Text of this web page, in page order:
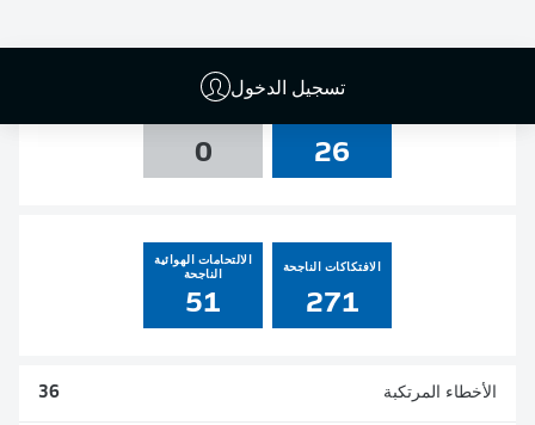
تسجيل الدخول
26
0
الافتكاكات الناجحة
271
الالتحامات الهوائية
الناجحة
51
الأخطاء المرتكبة 36